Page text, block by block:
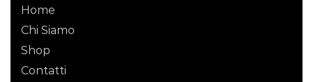
Home
Chi Siamo
Shop
Contatti